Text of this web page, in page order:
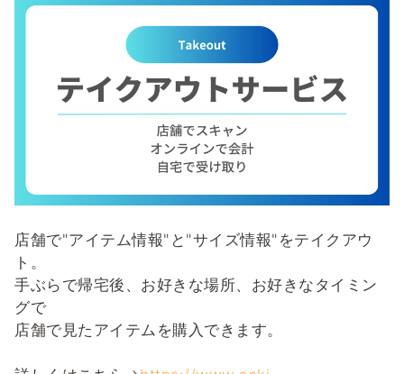
店舗で"アイテム情報"と"サイズ情報"をテイクアウ
ト。
手ぶらで帰宅後、お好きな場所、お好きなタイミン
グで
店舗で見たアイテムを購入できます。